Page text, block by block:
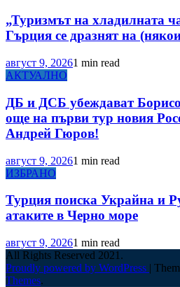
„Туризмът на хладилната
Гърция се дразнят на
август 9, 20261 min read
АКТУАЛНО
ДБ и ДСБ убеждават
още на първи тур новия
Андрей Гюров!
август 9, 20261 min read
ИЗБРАНО
Турция поиска Украйна и
атаките в Черно море
август 9, 20261 min read
All Rights Reserved 2021.
Proudly powered by WordPress |
Themes.